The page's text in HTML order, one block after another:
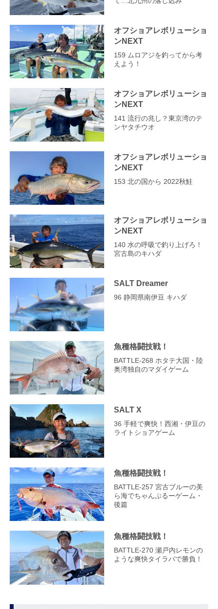
オフショアレボリューショ
ンNEXT
159 ムロアジを釣ってから考
えよう！
オフショアレボリューショ
ンNEXT
141 流行の兆し？東京湾のテ
ンヤタチウオ
オフショアレボリューショ
ンNEXT
153 北の国から 2022秋鮭
オフショアレボリューショ
ンNEXT
140 水の呼吸で釣り上げろ！
宮古島のキハダ
SALT Dreamer
96 静岡県南伊豆 キハダ
魚種格闘技戦！
BATTLE-268 ホタテ大国・陸
奥湾独自のマダイゲーム
SALT X
36 手軽で爽快！西湘・伊豆の
ライトショアゲーム
魚種格闘技戦！
BATTLE-257 宮古ブルーの美
ら海でちゃんぷるーゲーム・
後篇
魚種格闘技戦！
BATTLE-270 瀬戸内レモンの
ような爽快タイラバで勝負！